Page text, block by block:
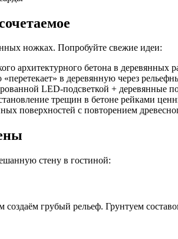
ножках. Попробуйте свежие идеи:
архитектурного бетона в деревянных
в деревянную через
LED-подсветкой + деревянные
трещин в бетоне рейками
поверхностей с повторением
стену в гостиной:
грубый рельеф. Грунтуем